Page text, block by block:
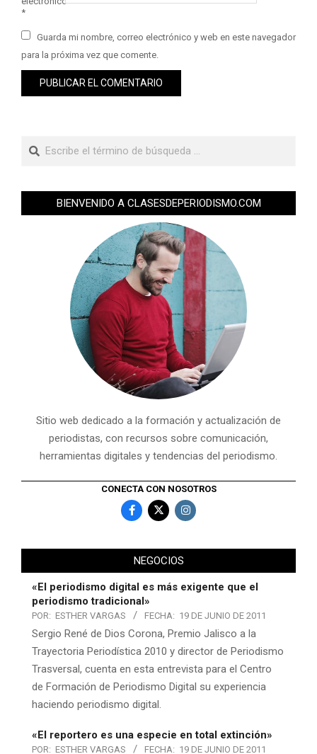
*
Guarda mi nombre, correo electrónico y web en este navegador
para la próxima vez que comente.
BIENVENIDO A CLASESDEPERIODISMO.COM
Sitio web dedicado a la formación y actualización de
periodistas, con recursos sobre comunicación,
herramientas digitales y tendencias del periodismo.
CONECTA CON NOSOTROS
NEGOCIOS
«El periodismo digital es más exigente que el
periodismo tradicional»
POR: ESTHER VARGAS FECHA: 19 DE JUNIO DE 2011
Sergio René de Dios Corona, Premio Jalisco a la
Trayectoria Periodística 2010 y director de Periodismo
Trasversal, cuenta en esta entrevista para el Centro
de Formación de Periodismo Digital su experiencia
haciendo periodismo digital.
«El reportero es una especie en total extinción»
POR: ESTHER VARGAS FECHA: 19 DE JUNIO DE 2011